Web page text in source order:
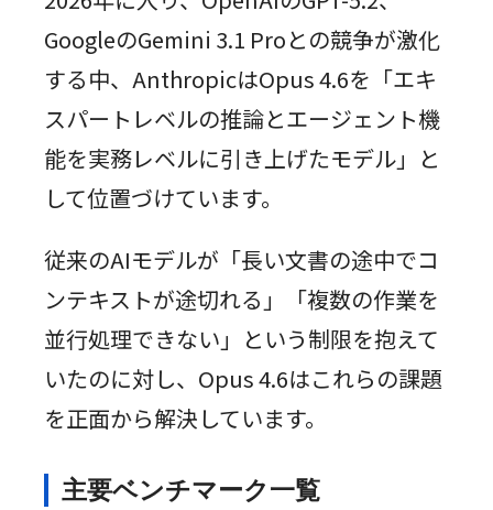
GoogleのGemini 3.1 Proとの競争が激化
する中、AnthropicはOpus 4.6を「エキ
スパートレベルの推論とエージェント機
能を実務レベルに引き上げたモデル」と
して位置づけています。
従来のAIモデルが「長い文書の途中でコ
ンテキストが途切れる」「複数の作業を
並行処理できない」という制限を抱えて
いたのに対し、Opus 4.6はこれらの課題
を正面から解決しています。
主要ベンチマーク一覧